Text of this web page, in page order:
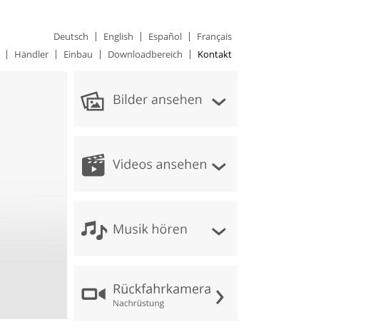
Deutsch English Español
Français
Händler Einbau Downloadbereich Kontakt